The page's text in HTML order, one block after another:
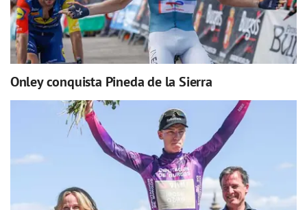
Onley conquista Pineda de la Sierra